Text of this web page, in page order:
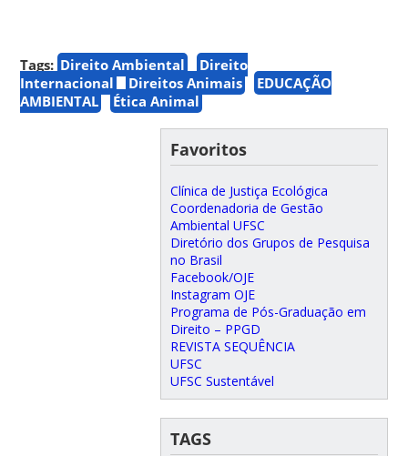
Tags: Direito Ambiental
Direito
Internacional
Direitos Animais
EDUCAÇÃO
AMBIENTAL
Ética Animal
Favoritos
Clínica de Justiça Ecológica
Coordenadoria de Gestão
Ambiental UFSC
Diretório dos Grupos de Pesquisa
no Brasil
Facebook/OJE
Instagram OJE
Programa de Pós-Graduação em
Direito – PPGD
REVISTA SEQUÊNCIA
UFSC
UFSC Sustentável
TAGS